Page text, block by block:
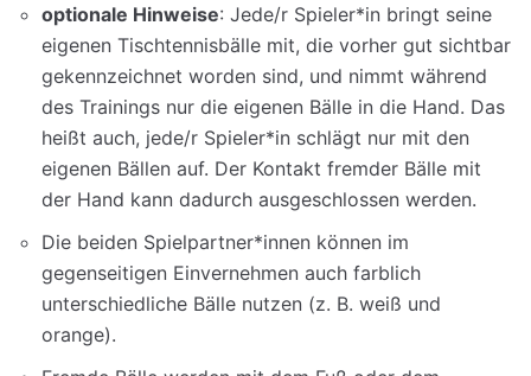
optionale Hinweise: Jede/r Spieler*in bringt seine
eigenen Tischtennisbälle mit, die vorher gut sichtbar
gekennzeichnet worden sind, und nimmt während
des Trainings nur die eigenen Bälle in die Hand. Das
heißt auch, jede/r Spieler*in schlägt nur mit den
eigenen Bällen auf. Der Kontakt fremder Bälle mit
der Hand kann dadurch ausgeschlossen werden.
Die beiden Spielpartner*innen können im
gegenseitigen Einvernehmen auch farblich
unterschiedliche Bälle nutzen (z. B. weiß und
orange).